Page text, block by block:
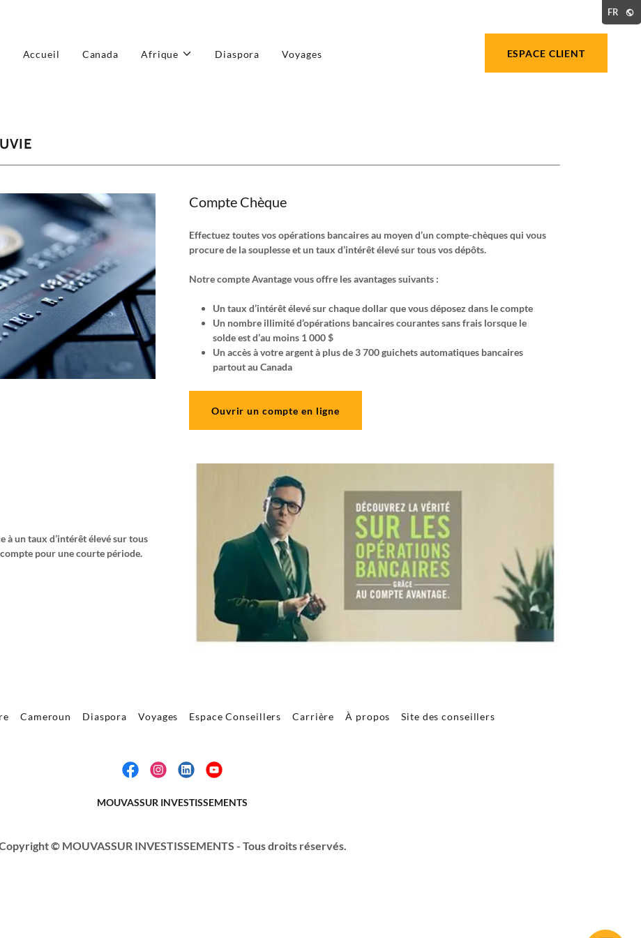
FR
Accueil Canada Afrique Diaspora Voyages ESPACE CLIENT
Compte Chèque
Effectuez toutes vos opérations bancaires au moyen d’un compte-chèques qui vous
procure de la souplesse et un taux d’intérêt élevé sur tous vos dépôts.
Notre compte Avantage vous offre les avantages suivants :
Un taux d’intérêt élevé sur chaque dollar que vous déposez dans le compte
Un nombre illimité d’opérations bancaires courantes sans frais lorsque le
solde est d’au moins 1 000 $
Un accès à votre argent à plus de 3 700 guichets automatiques bancaires
partout au Canada
Ouvrir un compte en ligne
un taux d’intérêt élevé sur tous
pour une courte période.
Cameroun Diaspora Voyages Espace Conseillers Carrière À propos Site des conseillers
MOUVASSUR INVESTISSEMENTS
© MOUVASSUR INVESTISSEMENTS - Tous droits réservés.